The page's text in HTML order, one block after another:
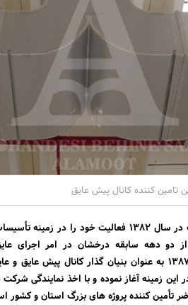
تامین کننده کانال پیش عایق
شرکت مهندسی بهینه ساز الموت در سال ۱۳۸۲
دهه سابقه درخشان در امر اجرای
پالایشگاهی» را دارد و در سال ۱۳۸۷ به عنوان بنیان گذار
زمینه آغاز نموده و با اخذ نمایندگی
تأمین کننده پروژه های بزرگ استان و کشور